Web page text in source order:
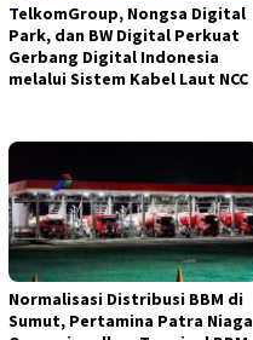
TelkomGroup, Nongsa Digital
Park, dan BW Digital Perkuat
Gerbang Digital Indonesia
melalui Sistem Kabel Laut NCC
Normalisasi Distribusi BBM di
Sumut, Pertamina Patra Niaga